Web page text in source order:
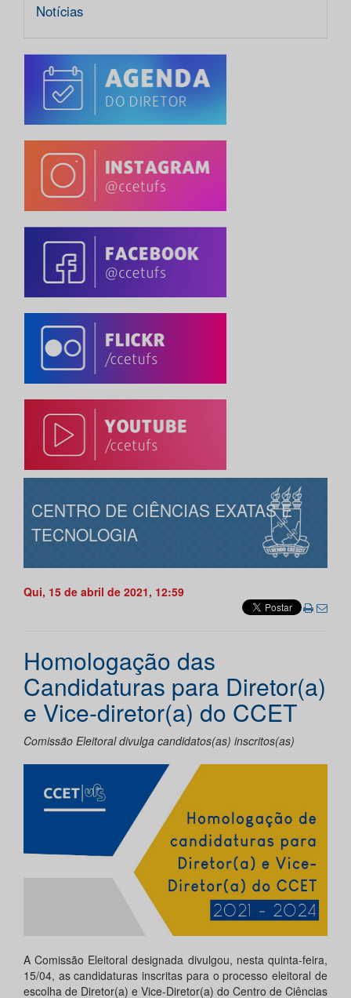
Notícias
CENTRO DE CIÊNCIAS EXATAS E
TECNOLOGIA
Qui, 15 de abril de 2021, 12:59
Homologação das
Candidaturas para Diretor(a)
e Vice-diretor(a) do CCET
Comissão Eleitoral divulga candidatos(as) inscritos(as)
A Comissão Eleitoral designada divulgou, nesta quinta-feira,
15/04, as candidaturas inscritas para o processo eleitoral de
escolha de Diretor(a) e Vice-Diretor(a) do Centro de Ciências